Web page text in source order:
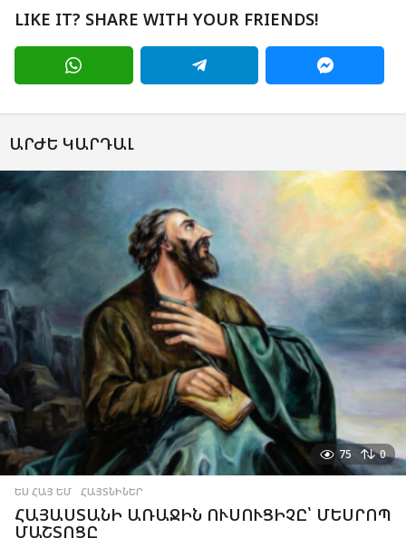
LIKE IT? SHARE WITH YOUR FRIENDS!
ԱՐԺԵ ԿԱՐԴԱԼ
75 0
ԵՍ ՀԱՅ ԵՄ ,ՀԱՅՏՆԻՆԵՐ
ՀԱՅԱՍՏԱՆԻ ԱՌԱՋԻՆ ՈՒՍՈՒՑԻՉԸ՝ ՄԵՍՐՈՊ
ՄԱՇՏՈՑԸ